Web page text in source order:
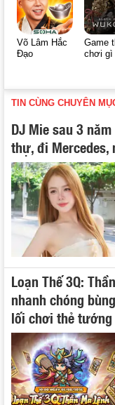
Võ Lâm Hắc
Đạo
Game
chơi gì
TIN CÙNG CHUYÊN
DJ Mie sau 3
thự, đi Mercedes,
Loạn Thế 3Q:
nhanh chóng
lối chơi thẻ